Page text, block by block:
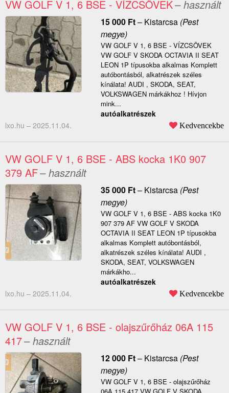
VW GOLF V 1, 6 BSE - VÍZCSÖVEK– használt
15 000 Ft– Kistarcsa(Pest
megye)
VW GOLF V 1, 6 BSE - VÍZCSÖVEK
VW GOLF V SKODA OCTAVIA II SEAT
LEON 1P típusokba alkalmas Komplett
autóbontásból, alkatrészek széles
kínálata! AUDI , SKODA, SEAT,
VOLKSWAGEN márkákhoz ! Hívjon
mink...
autóalkatrészek
lxo.hu – 2025.11.04. Kedvencekbe
VW GOLF V 1, 6 BSE - ABS kocka 1K0 907
379 AF– használt
35 000 Ft– Kistarcsa(Pest
megye)
VW GOLF V 1, 6 BSE - ABS kocka 1K0
907 379 AF VW GOLF V SKODA
OCTAVIA II SEAT LEON 1P típusokba
alkalmas Komplett autóbontásból,
alkatrészek széles kínálata! AUDI ,
SKODA, SEAT, VOLKSWAGEN
márkákho...
autóalkatrészek
lxo.hu – 2025.11.04. Kedvencekbe
VW GOLF V 1, 6 BSE - olajszűrőház 06A 115
417– használt
12 000 Ft– Kistarcsa(Pest
megye)
VW GOLF V 1, 6 BSE - olajszűrőház